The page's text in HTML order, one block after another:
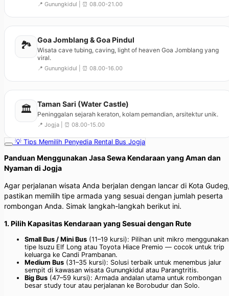
📍 Gunungkidul | ⏰ 08.00-21.00
🏞️ Goa Jomblang & Goa Pindul
Wisata cave tubing, caving, light of heaven Goa Jomblang yang
viral.
📍 Gunungkidul | ⏰ 08.00-16.00
🏛️ Taman Sari (Water Castle)
Peninggalan sejarah keraton, kolam pemandian, arsitektur unik.
📍 Jogja | ⏰ 08.00-15.00
💡 Tips Memilih Penyedia Rental Bus Jogja
Panduan Menggunakan Jasa Sewa Kendaraan yang Aman dan
Nyaman di Jogja
Agar perjalanan wisata Anda berjalan dengan lancar di Kota
pastikan memilih tipe armada yang sesuai dengan jumlah peserta
rombongan Anda. Simak langkah-langkah berikut ini.
1. Pilih Kapasitas Kendaraan yang Sesuai dengan Rute
Small Bus / Mini Bus (11–19 kursi): Pilihan unit mikro menggunakan
tipe Isuzu Elf Long atau Toyota Hiace Premio — cocok untuk trip
keluarga ke Candi Prambanan.
Medium Bus (31–35 kursi): Solusi terbaik untuk menembus jalur
sempit di kawasan wisata Gunungkidul atau Parangtritis.
Big Bus (47–59 kursi): Armada andalan utama untuk rombongan
besar study tour atau perjalanan ke Borobudur dan Solo.